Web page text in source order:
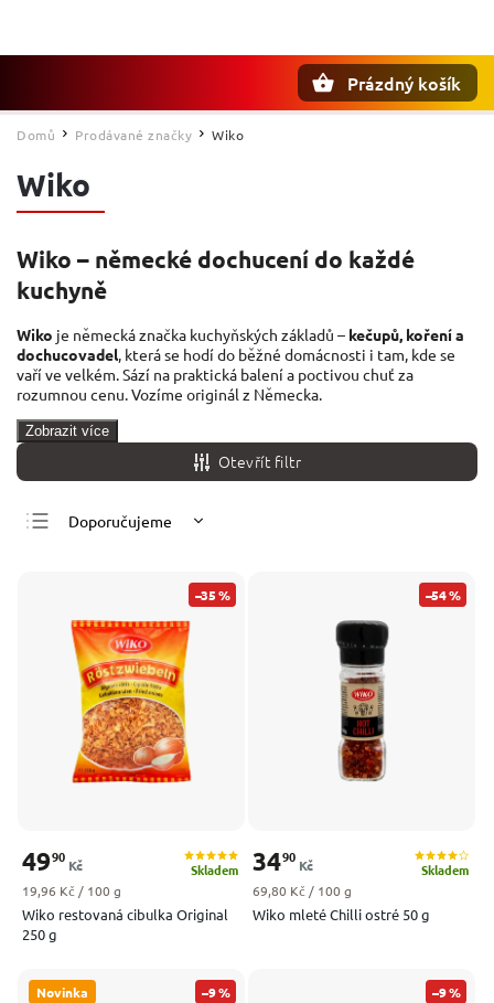
Prázdný košík
Domů / Prodávané značky / Wiko
Wiko
Wiko – německé dochucení do každé
kuchyně
Wiko je německá značka kuchyňských základů – kečupů, koření a
dochucovadel, která se hodí do běžné domácnosti i tam, kde se
vaří ve velkém. Sází na praktická balení a poctivou chuť za
rozumnou cenu. Vozíme originál z Německa.
Zobrazit více
Otevřít filtr
Doporučujeme
Nejprodávanější
Abecedně
–35 %
Wiko restovaná cibulka Original
250 g
Skladem
4990
Kč
Měrná cena:
19,96 Kč / 100 g
–54 %
Wiko mleté Chilli ostré 50 g
Skladem
3490
Kč
Měrná cena:
69,80 Kč / 100 g
Novinka –9 % –9 %